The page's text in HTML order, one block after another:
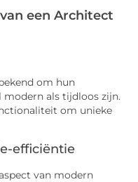
een Architect
om hun
modern als tijdloos zijn.
om unieke
efficiëntie
van modern